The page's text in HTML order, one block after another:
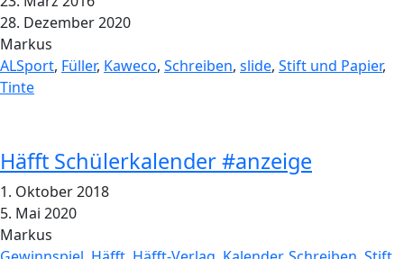
28. Dezember 2020
Markus
ALSport, Füller, Kaweco, Schreiben, slide, Stift und Papier,
Tinte
Häfft Schülerkalender #anzeige
1. Oktober 2018
5. Mai 2020
Markus